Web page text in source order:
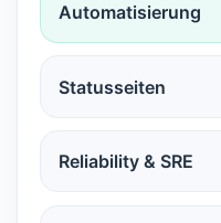
Automatisierung
Statusseiten
Reliability & SRE